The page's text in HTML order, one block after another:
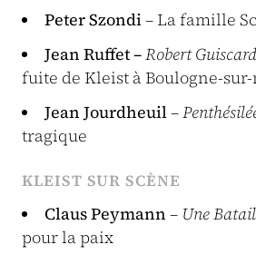
Peter Szondi– La famille
Jean Ruffet –Robert
fuite de Kleist à Boulogne-
Jean Jourdheuil–
tragique
KLEIST SUR SCÈNE
Claus Peymann – Une
pour la paix